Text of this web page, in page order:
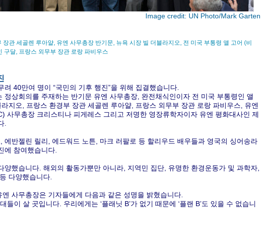
Image credit: UN Photo/Mark Garten
관 세골렌 루아얄, 유엔 사무총장 반기문, 뉴욕 시장 빌 더블라지오, 전 미국 부통령 앨 고어 (비
구달, 프랑스 외무부 장관 로랑 파비우스
려 40만여 명이 “국민의 기후 행진”을 위해 집결했습니다.
정상회의를 주재하는 반기문 유엔 사무총장, 완전채식인이자 전 미국 부통령인 앨
지오, 프랑스 환경부 장관 세골렌 루아얄, 프랑스 외무부 장관 로랑 파비우스, 유엔
사무총장 크리스티나 피게레스 그리고 저명한 영장류학자이자 유엔 평화대사인 제
.
에반젤린 릴리, 에드워드 노튼, 마크 러팔로 등 할리우드 배우들과 영국의 싱어송라
에 참여했습니다.
양했습니다. 해외의 활동가뿐만 아니라, 지역민 집단, 유명한 환경운동가 및 과학자,
다양했습니다.
사무총장은 기자들에게 다음과 같은 성명을 밝혔습니다.
들이 살 곳입니다. 우리에게는 ‘플래닛 B’가 없기 때문에 ‘플랜 B’도 있을 수 없습니